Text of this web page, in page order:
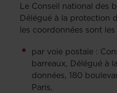
Le Conseil national des
Délégué à la protection
les coordonnées sont
par voie postale :
barreaux, Délégué à
données, 180
Paris,